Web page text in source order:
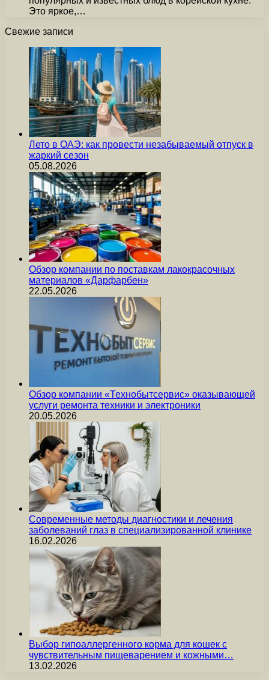
Это яркое,…
Свежие записи
Лето в ОАЭ: как провести незабываемый отпуск в
жаркий сезон
05.08.2026
Обзор компании по поставкам лакокрасочных
материалов «Дарфарбен»
22.05.2026
Обзор компании «Технобытсервис» оказывающей
услуги ремонта техники и электроники
20.05.2026
Современные методы диагностики и лечения
заболеваний глаз в специализированной клинике
16.02.2026
Выбор гипоаллергенного корма для кошек с
чувствительным пищеварением и кожными…
13.02.2026